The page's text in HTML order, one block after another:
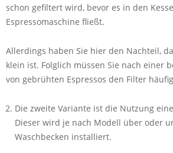
schon gefiltert wird, bevor es in den
Espressomaschine fließt.
Allerdings haben Sie hier den Nachteil,
klein ist. Folglich müssen Sie nach einer
von gebrühten Espressos den Filter
Die zweite Variante ist die Nutzung
Dieser wird je nach Modell über oder
Waschbecken installiert.